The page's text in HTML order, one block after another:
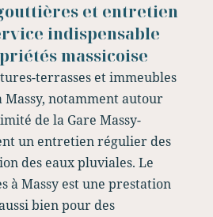
et entretien
indispensable
massicoise
terrasses et immeubles
Massy, notamment autour
de la Gare Massy-
un entretien régulier des
des eaux pluviales. Le
à Massy est une prestation
bien pour des